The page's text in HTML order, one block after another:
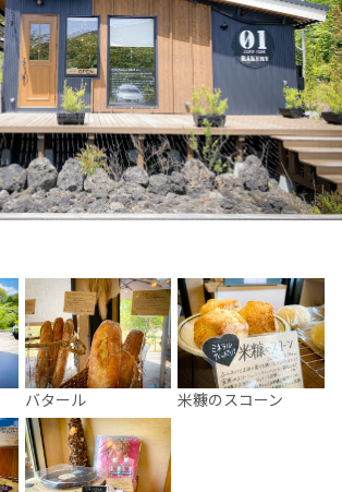
バタール 米糠のスコーン